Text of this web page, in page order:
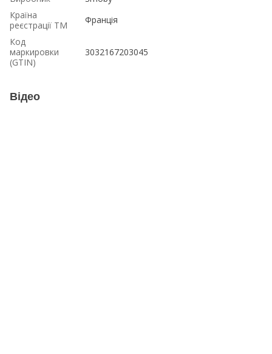
Країна
реєстрації ТМ
Франція
Код
маркировки
(GTIN)
3032167203045
Відео